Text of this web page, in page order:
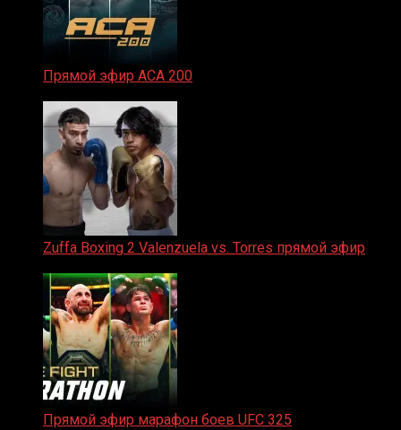
Прямой эфир ACA 200
Zuffa Boxing 2 Valenzuela vs. Torres прямой эфир
Прямой эфир марафон боев UFC 325